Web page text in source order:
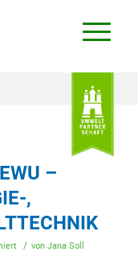
–
,
/ von Jana Soll